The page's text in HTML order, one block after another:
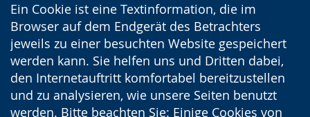
Ein Cookie ist eine Textinformation, die im
Browser auf dem Endgerät des Betrachters
jeweils zu einer besuchten Website gespeichert
werden kann. Sie helfen uns und Dritten dabei,
den Internetauftritt komfortabel bereitzustellen
und zu analysieren, wie unsere Seiten benutzt
werden. Bitte beachten Sie: Einige Cookies von